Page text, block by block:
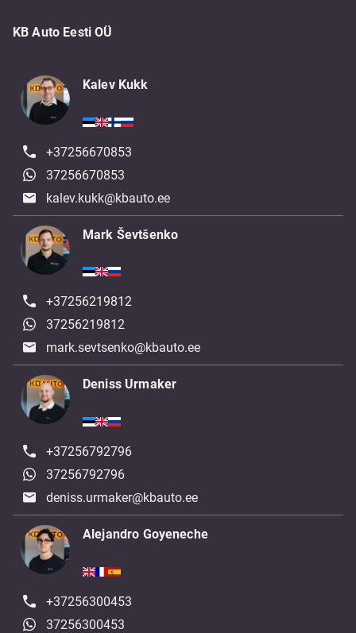
KB Auto Eesti OÜ
Kalev Kukk
+37256670853
37256670853
kalev.kukk@kbauto.ee
Mark Ševtšenko
+37256219812
37256219812
mark.sevtsenko@kbauto.ee
Deniss Urmaker
+37256792796
37256792796
deniss.urmaker@kbauto.ee
Alejandro Goyeneche
+37256300453
37256300453